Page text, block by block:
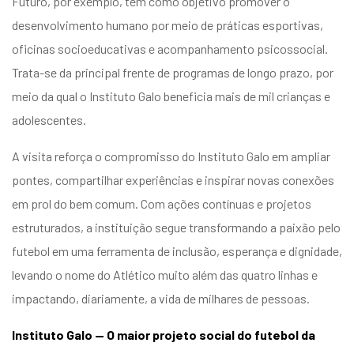
desenvolvimento humano por meio de práticas esportivas,
oficinas socioeducativas e acompanhamento psicossocial.
Trata-se da principal frente de programas de longo prazo, por
meio da qual o Instituto Galo beneficia mais de mil crianças e
adolescentes.
A visita reforça o compromisso do Instituto Galo em ampliar
pontes, compartilhar experiências e inspirar novas conexões
em prol do bem comum. Com ações contínuas e projetos
estruturados, a instituição segue transformando a paixão pelo
futebol em uma ferramenta de inclusão, esperança e dignidade,
levando o nome do Atlético muito além das quatro linhas e
impactando, diariamente, a vida de milhares de pessoas.
Instituto Galo — O maior projeto social do futebol da